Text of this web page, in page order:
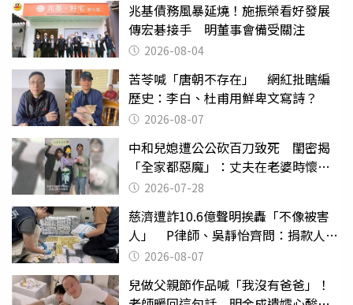
兆基債務風暴延燒！施振榮看好發展
傳宏碁接手 明董事會備受關注
2026-08-04
苦苓喊「唐朝不存在」 網紅批瞎編
歷史：李白、杜甫用鮮卑文寫詩？
2026-08-07
中和兒媳遭公公砍百刀致死 閨密揭
「全家都惡魔」：丈夫在老婆時懷孕
摔東西
2026-07-28
慈濟遭詐10.6億聲明挨轟「不像被害
人」 P律師、吳靜怡齊問：捐款人有
權知道真相
2026-08-07
兒做父親節作品喊「我沒有爸爸」！